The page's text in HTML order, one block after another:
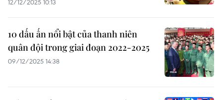
12/12/2025 10:13
10 dấu ấn nổi bật của thanh niên
quân đội trong giai đoạn 2022-2025
09/12/2025 14:38